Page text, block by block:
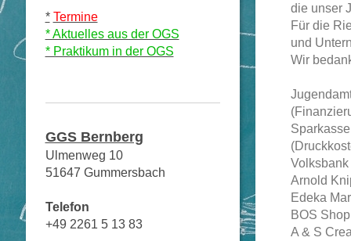
* Termine
* Aktuelles aus der OGS
* Praktikum in der OGS
GGS Bernberg
Ulmenweg 10
51647 Gummersbach
Telefon
+49 2261 5 13 83
die unser
Für die
und
Wir
Arnold
Edeka
BOS
A & S